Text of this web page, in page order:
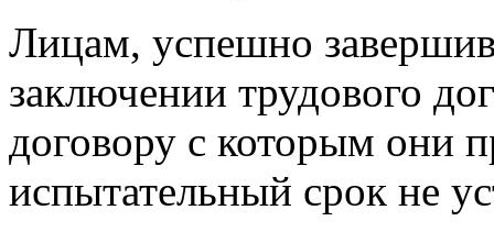
Лицам, успешно
заключении трудового
договору с которым они
испытательный срок не